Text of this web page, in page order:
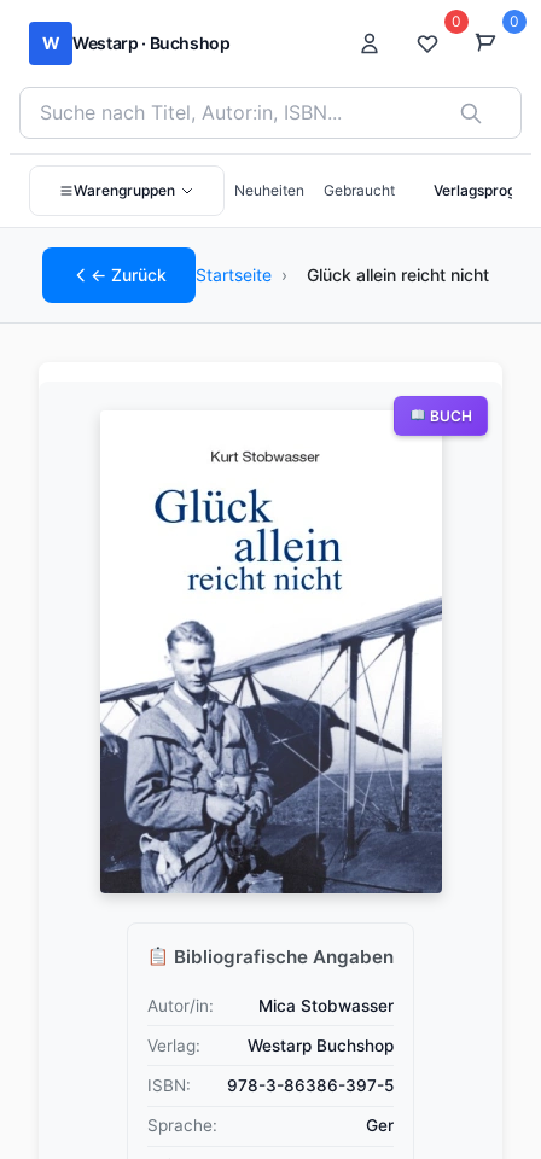
W Westarp · Buchshop
Bücher suchen nach Titel, Autor:in oder ISBN
0 0
Warengruppen Neuheiten Gebraucht
← Zurück Startseite › Glück allein reicht nicht
Bibliografische Angaben
Autor/in: Mica Stobwasser
Verlag: Westarp Buchshop
ISBN: 978-3-86386-397-5
Sprache: Ger
BUCH